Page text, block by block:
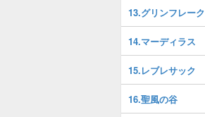
13.グリンフレーク
14.マーディラス
15.レブレサック
16.聖風の谷